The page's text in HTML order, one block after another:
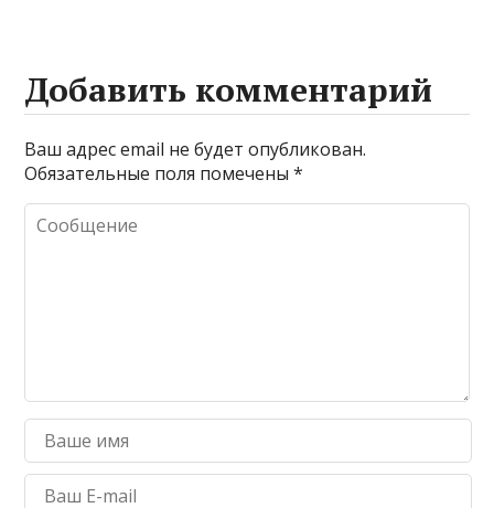
Добавить комментарий
Ваш адрес email не будет опубликован.
Обязательные поля помечены*